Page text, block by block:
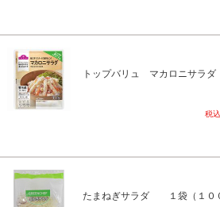
トップバリュ マカロニサラ
税
たまねぎサラダ １袋（１０